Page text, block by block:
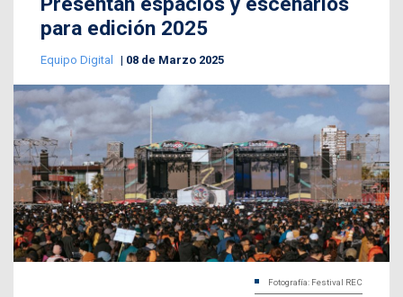
para edición 2025
Equipo Digital 08 de Marzo 2025
Fotografía: Festival REC